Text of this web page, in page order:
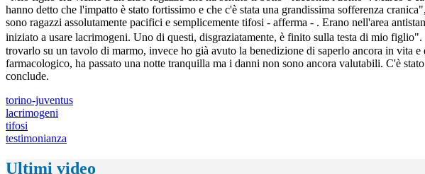
hanno detto che l'impatto è stato fortissimo e che c'è stata una grandissima sofferenza
sono ragazzi assolutamente pacifici e semplicemente tifosi - afferma - . Erano nell'area
iniziato a usare lacrimogeni. Uno di questi, disgraziatamente, è finito sulla testa di mio
trovarlo su un tavolo di marmo, invece ho già avuto la benedizione di saperlo ancora in vita
farmacologico, ha passato una notte tranquilla ma i danni non sono ancora valutabili. C'è
conclude.
torino-juventus
lacrimogeni
tifosi
testimonianza
Ultimi video